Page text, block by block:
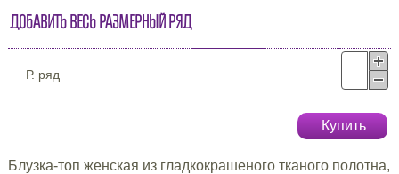
Добавить весь размерный ряд
Р. ряд
Купить
Блузка-топ женская из гладкокрашеного тканого полотна,